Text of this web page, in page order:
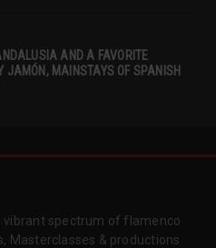
AND A FAVORITE
JAMÓN, MAINSTAYS OF SPANISH
vibrant spectrum of flamenco
Masterclasses & productions